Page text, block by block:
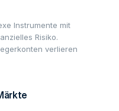
Instrumente mit
Risiko.
verlieren